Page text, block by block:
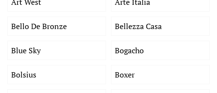
Bello De Bronze Bellezza Casa
Blue Sky Bogacho
Bolsius Boxer